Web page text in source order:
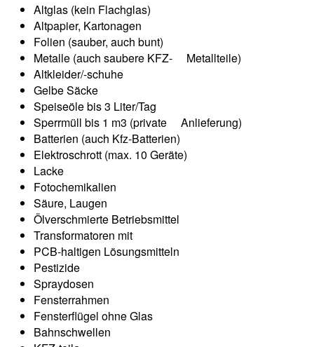
Altglas (kein Flachglas)
Altpapier, Kartonagen
Folien (sauber, auch bunt)
Metalle (auch saubere KFZ- Metallteile)
Altkleider/-schuhe
Gelbe Säcke
Speiseöle bis 3 Liter/Tag
Sperrmüll bis 1 m3 (private Anlieferung)
Batterien (auch Kfz-Batterien)
Elektroschrott (max. 10 Geräte)
Lacke
Fotochemikalien
Säure, Laugen
Ölverschmierte Betriebsmittel
Transformatoren mit
PCB-haltigen Lösungsmitteln
Pestizide
Spraydosen
Fensterrahmen
Fensterflügel ohne Glas
Bahnschwellen